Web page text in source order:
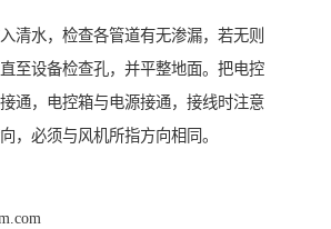
水，检查各管道有无渗漏，若无则
至设备检查孔，并平整地面。把电控
通，电控箱与电源接通，接线时注意
，必须与风机所指方向相同。